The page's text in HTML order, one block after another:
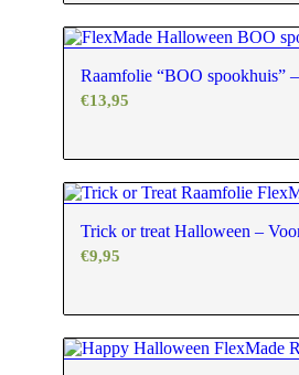
Raamfolie “BOO spookhuis”
€13,95
Trick or treat Halloween –
€9,95